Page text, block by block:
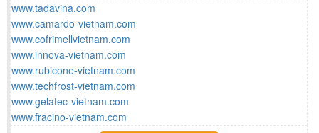
www.tadavina.com
www.camardo-vietnam.com
www.cofrimellvietnam.com
www.innova-vietnam.com
www.rubicone-vietnam.com
www.techfrost-vietnam.com
www.gelatec-vietnam.com
www.fracino-vietnam.com